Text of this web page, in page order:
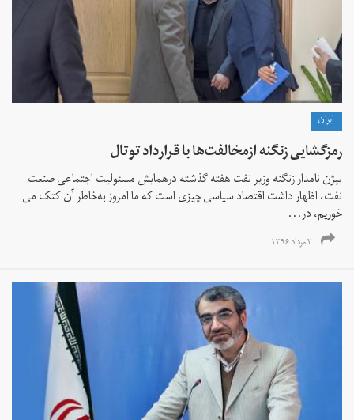
ايران
رمزگشایی زنگنه ازمخالفت‌ها با قرارداد توتال
بیژن نامدار زنگنه وزیر نفت هفته گذشته درهمایش مسئولیت اجتماعی صنعت
نفت،‌ اظهار داشت اقتصاد سیاسی چیزی است که ما امروز به‌خاطر آن کتک می
خوریم، در...
۲ مرداد ۱۳۹۶